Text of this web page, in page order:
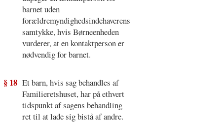
barnet uden
forældremyndighedsindehaverens
samtykke, hvis Børneenheden
vurderer, at en kontaktperson er
nødvendig for barnet.
§ 18 Et barn, hvis sag behandles af
Familieretshuset, har på ethvert
tidspunkt af sagens behandling
ret til at lade sig bistå af andre.